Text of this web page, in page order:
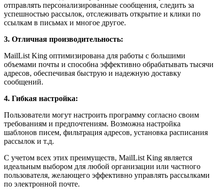
отправлять персонализированные сообщения, следить за
успешностью рассылок, отслеживать открытие и клики по
ссылкам в письмах и многое другое.
3. Отличная производительность:
MailList King оптимизирована для работы с большими
объемами почты и способна эффективно обрабатывать тысячи
адресов, обеспечивая быструю и надежную доставку
сообщений.
4. Гибкая настройка:
Пользователи могут настроить программу согласно своим
требованиям и предпочтениям. Возможна настройка
шаблонов писем, фильтрация адресов, установка расписания
рассылок и т.д.
С учетом всех этих преимуществ, MailList King является
идеальным выбором для любой организации или частного
пользователя, желающего эффективно управлять рассылками
по электронной почте.